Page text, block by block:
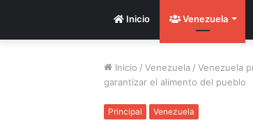
Inicio Venezuela
Inicio / Venezuela / Venezuela
garantizar el alimento del pueblo
Principal Venezuela